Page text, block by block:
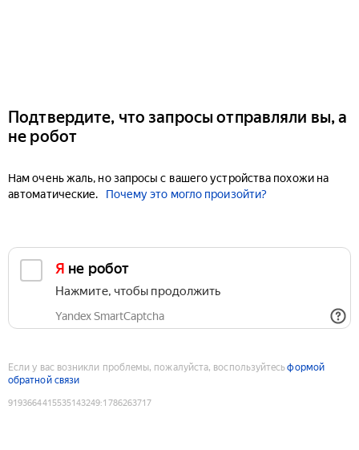
Подтвердите, что запросы отправляли вы, а
не робот
Нам очень жаль, но запросы с вашего устройства похожи на
автоматические.
Почему это могло произойти?
Я не робот
Нажмите, чтобы продолжить
Yandex SmartCaptcha
Если у вас возникли проблемы, пожалуйста, воспользуйтесьформой
обратной связи
9193664415535143249:1786263717